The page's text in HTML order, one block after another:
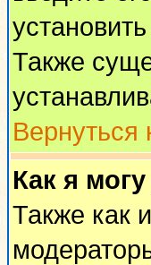
Также
Вернуться
Как я
Также как